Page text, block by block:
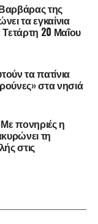
της
τα εγκαίνια
20 Μαΐου
τα πατίνια
στα νησιά
πονηριές η
τη
στις